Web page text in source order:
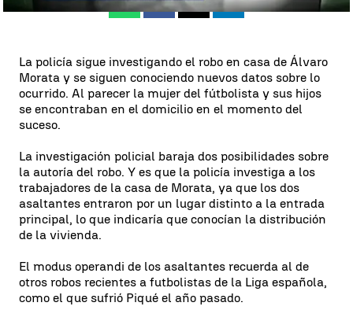
WhatsappFacebook
X Linkedin
La policía sigue investigando el robo en casa de Álvaro
Morata y se siguen conociendo nuevos datos sobre lo
ocurrido. Al parecer la mujer del fútbolista y sus hijos
se encontraban en el domicilio en el momento del
suceso.
La investigación policial baraja dos posibilidades sobre
la autoría del robo. Y es que la policía investiga a los
trabajadores de la casa de Morata, ya que los dos
asaltantes entraron por un lugar distinto a la entrada
principal, lo que indicaría que conocían la distribución
de la vivienda.
El modus operandi de los asaltantes recuerda al de
otros robos recientes a futbolistas de la Liga española,
como el que sufrió Piqué el año pasado.